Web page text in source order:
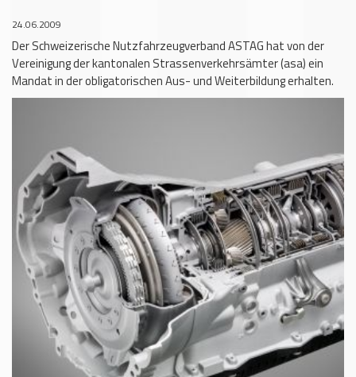
24.06.2009
Der Schweizerische Nutzfahrzeugverband ASTAG hat von der
Vereinigung der kantonalen Strassenverkehrsämter (asa) ein
Mandat in der obligatorischen Aus- und Weiterbildung erhalten.